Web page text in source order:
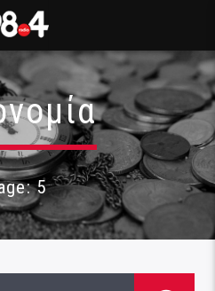
5